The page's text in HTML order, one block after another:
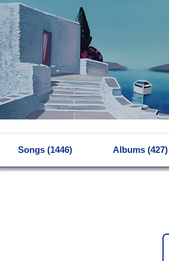
Songs (1446) Albums (427)